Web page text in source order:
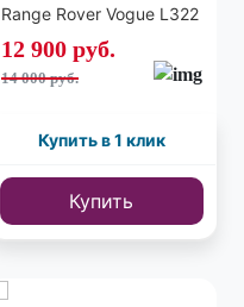
Range Rover Vogue L322
2005-2010
12 900 руб.
14 000 руб.
Купить в 1 клик
Купить